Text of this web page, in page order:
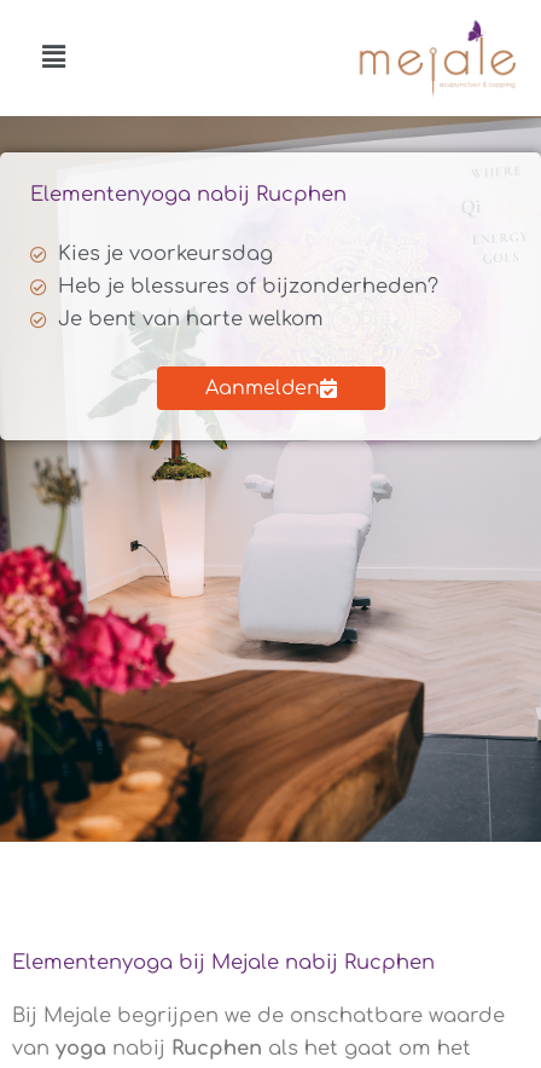
naar
inhoud
Menu
Elementenyoga nabij Rucphen
Kies je voorkeursdag
Heb je blessures of bijzonderheden?
Je bent van harte welkom
Aanmelden
Elementenyoga bij Mejale nabij Rucphen
Bij Mejale begrijpen we de onschatbare waarde
van yoga nabij Rucphen als het gaat om het